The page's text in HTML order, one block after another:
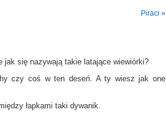
Piraci »
się nazywają takie latające wiewiórki?
czy coś w ten deseń. A ty wiesz jak one
łapkami taki dywanik.